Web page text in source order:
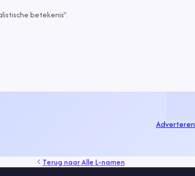
betekenis".
Adverteren
Terug naarAlle L-namen